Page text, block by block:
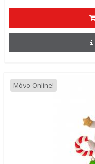
Μόνο Online!